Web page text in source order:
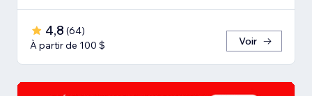
4,8 (64)
À partir de 100 $
Voir